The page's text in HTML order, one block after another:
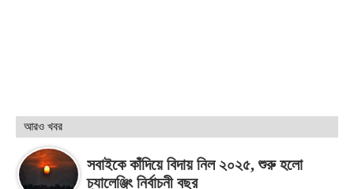
আরও খবর
সবাইকে কাঁদিয়ে বিদায় নিল ২০২৫, শুরু হলো
চ্যালেঞ্জিং নির্বাচনী বছর